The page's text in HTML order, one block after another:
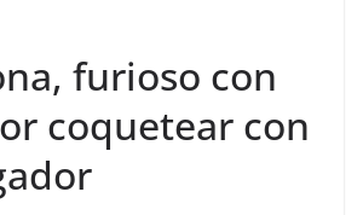
furioso con
coquetear con